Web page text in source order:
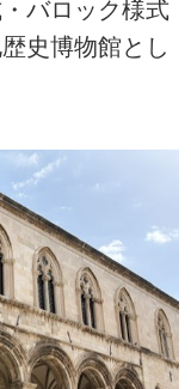
バロック様式
史博物館とし